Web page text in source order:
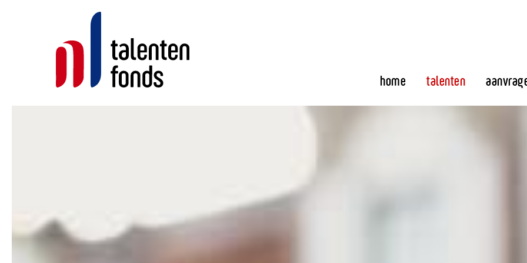
home talenten